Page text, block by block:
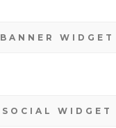
BANNER WIDGET
SOCIAL WIDGET